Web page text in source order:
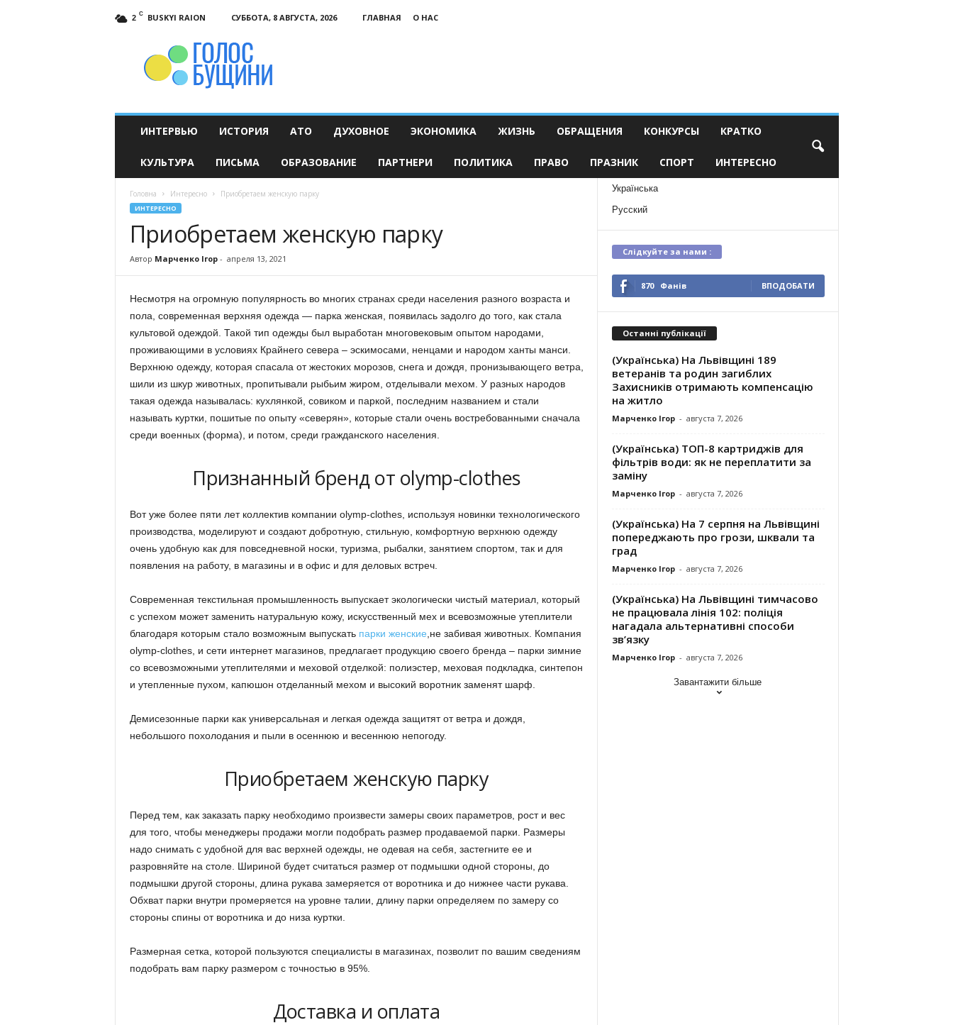
2 C BUSKYI RAION СУББОТА, 8 АВГУСТА, 2026 ГЛАВНАЯ
О НАС
ИНТЕРВЬЮ ИСТОРИЯ АТО ДУХОВНОЕ ЭКОНОМИКА ЖИЗНЬ ОБРАЩЕНИЯ КОНКУРСЫ КРАТКО
КУЛЬТУРА ПИСЬМА ОБРАЗОВАНИЕ ПАРТНЕРИ ПОЛИТИКА ПРАВО ПРАЗНИК СПОРТ ИНТЕРЕСНО
Головна Интересно Приобретаем женскую парку
ИНТЕРЕСНО
Приобретаем женскую парку
Автор Марченко Ігор- апреля 13, 2021
Несмотря на огромную популярность во многих странах среди населения разного возраста и
пола, современная верхняя одежда — парка женская, появилась задолго до того, как стала
культовой одеждой. Такой тип одежды был выработан многовековым опытом народами,
проживающими в условиях Крайнего севера – эскимосами, ненцами и народом ханты манси.
Верхнюю одежду, которая спасала от жестоких морозов, снега и дождя, пронизывающего ветра,
шили из шкур животных, пропитывали рыбьим жиром, отделывали мехом. У разных народов
такая одежда называлась: кухлянкой, совиком и паркой, последним названием и стали
называть куртки, пошитые по опыту «северян», которые стали очень востребованными сначала
среди военных (форма), и потом, среди гражданского населения.
Признанный бренд от olymp-clothes
Вот уже более пяти лет коллектив компании olymp-clothes, используя новинки технологического
производства, моделируют и создают добротную, стильную, комфортную верхнюю одежду
очень удобную как для повседневной носки, туризма, рыбалки, занятием спортом, так и для
появления на работу, в магазины и в офис и для деловых встреч.
Современная текстильная промышленность выпускает экологически чистый материал, который
с успехом может заменить натуральную кожу, искусственный мех и всевозможные утеплители
благодаря которым стало возможным выпускать парки женские ,не забивая животных. Компания
olymp-clothes, и сети интернет магазинов, предлагает продукцию своего бренда – парки зимние
со всевозможными утеплителями и меховой отделкой: полиэстер, меховая подкладка, синтепон
и утепленные пухом, капюшон отделанный мехом и высокий воротник заменят шарф.
Демисезонные парки как универсальная и легкая одежда защитят от ветра и дождя,
небольшого похолодания и пыли в осеннюю и весеннюю непогоду.
Приобретаем женскую парку
Перед тем, как заказать парку необходимо произвести замеры своих параметров, рост и вес
для того, чтобы менеджеры продажи могли подобрать размер продаваемой парки. Размеры
надо снимать с удобной для вас верхней одежды, не одевая на себя, застегните ее и
разровняйте на столе. Шириной будет считаться размер от подмышки одной стороны, до
подмышки другой стороны, длина рукава замеряется от воротника и до нижнее части рукава.
Обхват парки внутри промеряется на уровне талии, длину парки определяем по замеру со
стороны спины от воротника и до низа куртки.
Размерная сетка, которой пользуются специалисты в магазинах, позволит по вашим сведениям
подобрать вам парку размером с точностью в 95%.
Доставка и оплата
Українська
Русский
Слідкуйте за нами :
870 Фанів ВПОДОБАТИ
Останні публікації
(Українська) На Львівщині 189
ветеранів та родин загиблих
Захисників отримають компенсацію
на житло
Марченко Ігор - августа 7, 2026
(Українська) ТОП-8 картриджів для
фільтрів води: як не переплатити за
заміну
Марченко Ігор - августа 7, 2026
(Українська) На 7 серпня на Львівщині
попереджають про грози, шквали та
град
Марченко Ігор - августа 7, 2026
(Українська) На Львівщині тимчасово
не працювала лінія 102: поліція
нагадала альтернативні способи
зв’язку
Марченко Ігор - августа 7, 2026
Завантажити більше